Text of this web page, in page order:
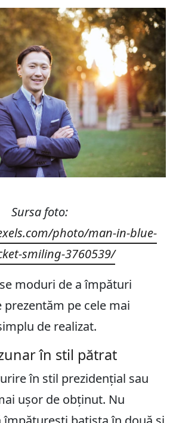
Sursa foto:
photo/man-in-blue-
smiling-3760539/
moduri de a împături
prezentăm pe cele mai
de realizat.
în stil pătrat
în stil prezidențial sau
ușor de obținut. Nu